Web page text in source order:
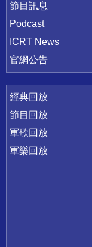
節目訊息
Podcast
ICRT News
官網公告
經典回放
節目回放
軍歌回放
軍樂回放